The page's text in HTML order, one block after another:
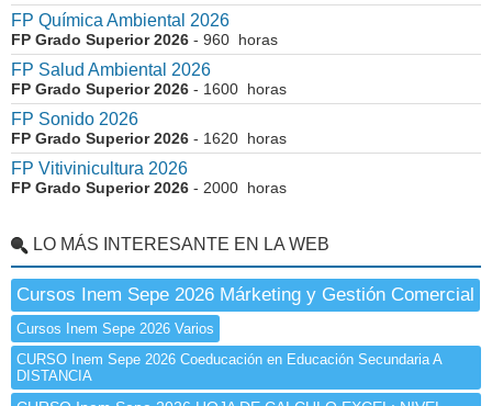
FP Química Ambiental 2026
FP Grado Superior 2026 - 960 horas
FP Salud Ambiental 2026
FP Grado Superior 2026 - 1600 horas
FP Sonido 2026
FP Grado Superior 2026 - 1620 horas
FP Vitivinicultura 2026
FP Grado Superior 2026 - 2000 horas
LO MÁS INTERESANTE EN LA WEB
Cursos Inem Sepe 2026 Márketing y Gestión Comercial
Cursos Inem Sepe 2026 Varios
CURSO Inem Sepe 2026 Coeducación en Educación Secundaria A
DISTANCIA